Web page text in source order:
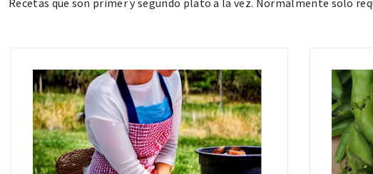
Recetas que son primer y segundo plato a la vez. Normalmente solo